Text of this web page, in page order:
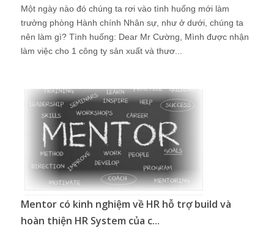
Một ngày nào đó chúng ta rơi vào tình huống mới làm
trưởng phòng Hành chính Nhân sự, như ở dưới, chúng ta
nên làm gì? Tình huống: Dear Mr Cường, Mình được nhận
làm việc cho 1 công ty sản xuất và thươ...
Mentor có kinh nghiệm về HR hỗ trợ build và
hoàn thiện HR System của c...